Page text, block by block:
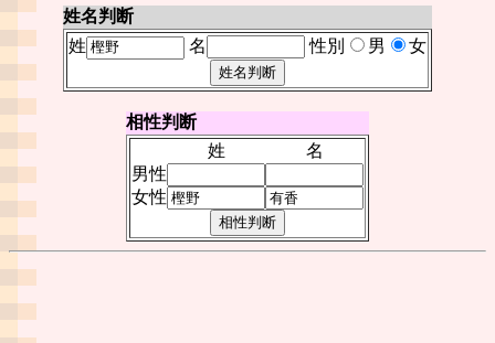
姓名判断
姓
名 性別 男 女
相性判断
姓
名
男性
女性